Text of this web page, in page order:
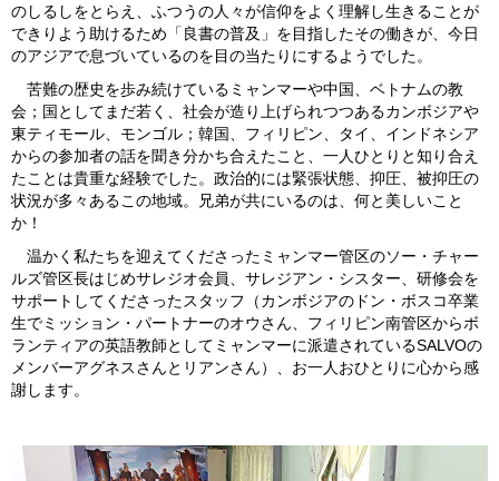
のしるしをとらえ、ふつうの人々が信仰をよく理解し生きることが
できりよう助けるため「良書の普及」を目指したその働きが、今日
のアジアで息づいているのを目の当たりにするようでした。
苦難の歴史を歩み続けているミャンマーや中国、ベトナムの教
会；国としてまだ若く、社会が造り上げられつつあるカンボジアや
東ティモール、モンゴル；韓国、フィリピン、タイ、インドネシア
からの参加者の話を聞き分かち合えたこと、一人ひとりと知り合え
たことは貴重な経験でした。政治的には緊張状態、抑圧、被抑圧の
状況が多々あるこの地域。兄弟が共にいるのは、何と美しいこと
か！
温かく私たちを迎えてくださったミャンマー管区のソー・チャー
ルズ管区長はじめサレジオ会員、サレジアン・シスター、研修会を
サポートしてくださったスタッフ（カンボジアのドン・ボスコ卒業
生でミッション・パートナーのオウさん、フィリピン南管区からボ
ランティアの英語教師としてミャンマーに派遣されているSALVOの
メンバーアグネスさんとリアンさん）、お一人おひとりに心から感
謝します。